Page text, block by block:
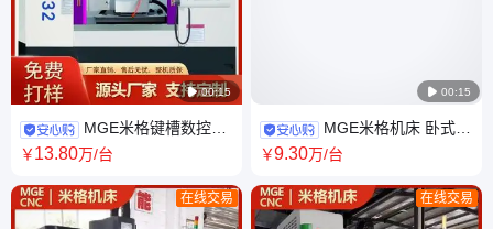
 00:15
MGE米格键槽数控插
床BK5020型 上门安装 优质
￥13.80万/台
在线交易
 00:15
MGE米格机床 卧式普
通铣床 X5040 采用矩形导轨 精
￥9.30万/台
在线交易